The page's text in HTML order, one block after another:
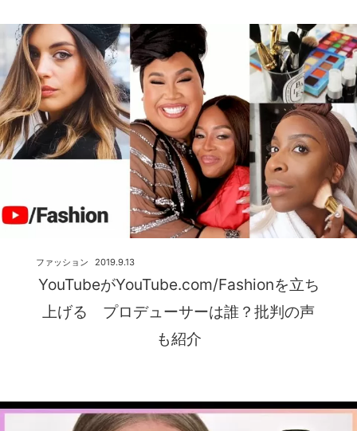
YouTubeがYouTube.com/Fashionを立ち
上げる プロデューサーは誰？批判の声
も紹介
2019.9.13
ファッション